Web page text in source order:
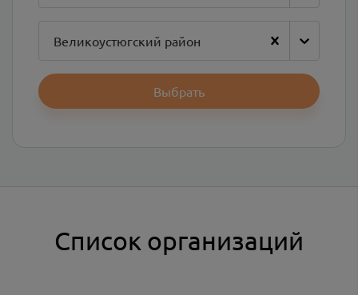
Великоустюгский район
Выбрать
Список организаций